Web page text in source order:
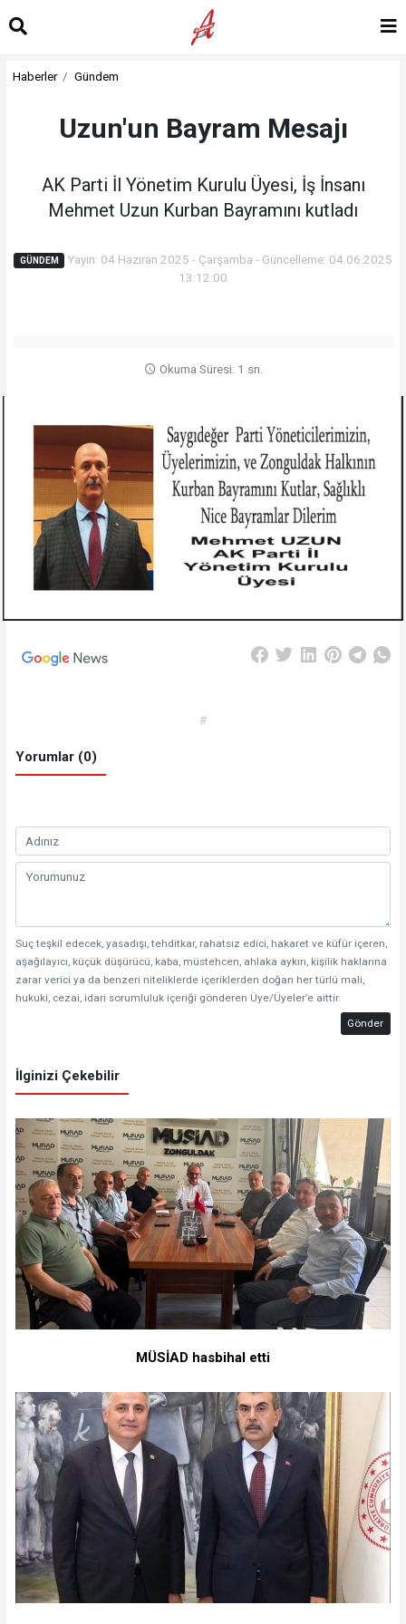
Haberler Gündem
Uzun'un Bayram Mesajı
AK Parti İl Yönetim Kurulu Üyesi, İş İnsanı
Mehmet Uzun Kurban Bayramını kutladı
GÜNDEM
Yayın: 04 Haziran 2025 - Çarşamba - Güncelleme: 04.06.2025
13:12:00
Okuma Süresi: 1 sn.
#
Yorumlar (0)
Suç teşkil edecek, yasadışı, tehditkar, rahatsız edici, hakaret ve küfür içeren,
aşağılayıcı, küçük düşürücü, kaba, müstehcen, ahlaka aykırı, kişilik haklarına
zarar verici ya da benzeri niteliklerde içeriklerden doğan her türlü mali,
hukuki, cezai, idari sorumluluk içeriği gönderen Üye/Üyeler’e aittir.
Gönder
İlginizi Çekebilir
MÜSİAD hasbihal etti